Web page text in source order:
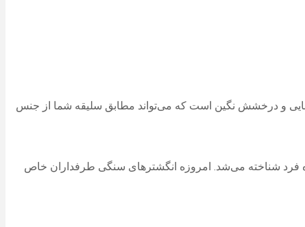
و درخشش نگین است که می‌تواند مطابق سلیقه شما از جنس
فرد شناخته می‌شد. امروزه انگشترهای سنگی طرفداران خاص